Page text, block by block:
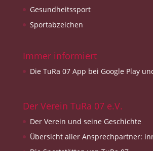
Gesundheitssport
Sportabzeichen
Immer informiert
Die TuRa 07 App bei Google Play
Der Verein TuRa 07 e.V.
Der Verein und seine Geschichte
Übersicht aller Ansprechpartner: